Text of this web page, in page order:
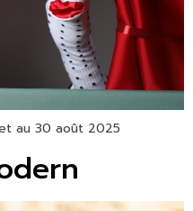
au 30 août 2025